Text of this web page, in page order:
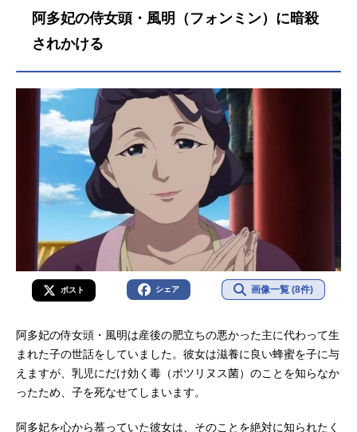
阿多妃の侍女頭・風明（フォンミン）に暗殺
されかける
ポスト シェア 画像一覧 (8件)
阿多妃の侍女頭・風明は産後の肥立ちの悪かった主に代わって生
まれた子の世話をしていました。彼女は滋養に良い蜂蜜を子に与
えますが、乳児にだけ効く毒（ボツリヌス菌）のことを知らなか
ったため、子を死なせてしまいます。
阿多妃を心から慕っていた彼女は、そのことを絶対に知られたく